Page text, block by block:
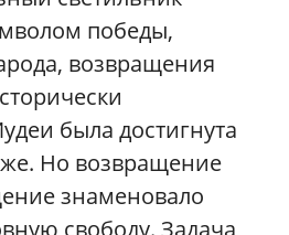
победы,
возвращения
была достигнута
Но возвращение
знаменовало
свободу. Задача